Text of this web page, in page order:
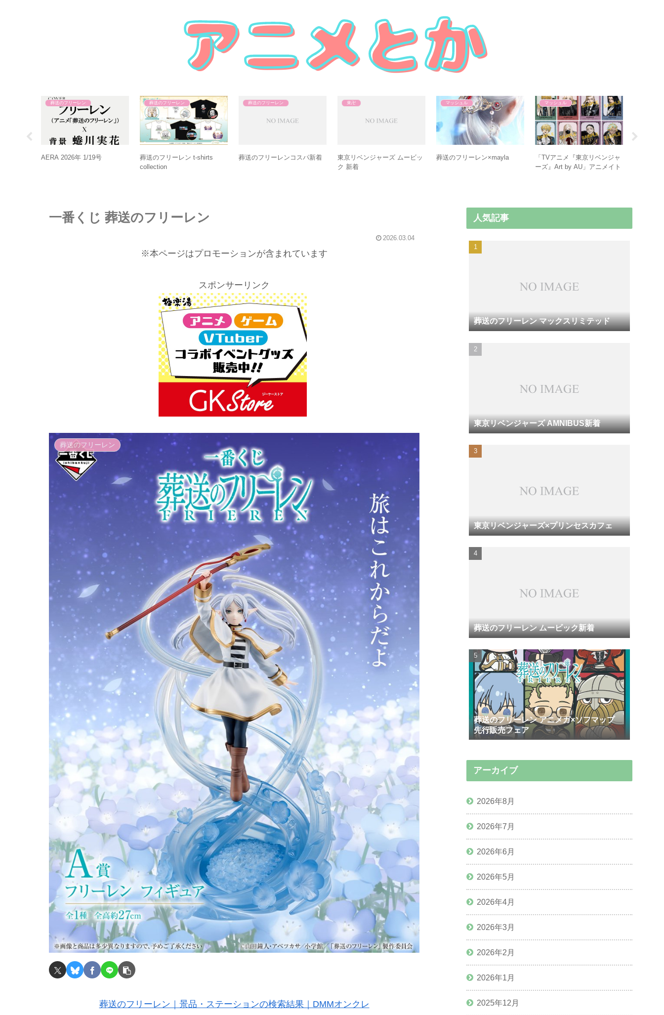
葬送のフリーレン
AERA 2026年 1/19号
葬送のフリーレン
葬送のフリーレン t-shirts
collection
葬送のフリーレン
葬送のフリーレンコスパ新着
東卍
東京リベンジャーズ ムービッ
ク 新着
マッシュル
葬送のフリーレン×mayla
マッシュル
「TVアニメ『東京リベンジャ
ーズ』Art by AU」アニメイト
一番くじ 葬送のフリーレン
2026.03.04
※本ページはプロモーションが含まれています
スポンサーリンク
葬送のフリーレン
葬送のフリーレン｜景品・ステーションの検索結果｜DMMオンクレ
人気記事
葬送のフリーレン マックスリミテッド
東京リベンジャーズ AMNIBUS新着
東京リベンジャーズ×プリンセスカフェ
葬送のフリーレン ムービック新着
葬送のフリーレン アニメガ×ソフマップ
先行販売フェア
アーカイブ
2026年8月
2026年7月
2026年6月
2026年5月
2026年4月
2026年3月
2026年2月
2026年1月
2025年12月